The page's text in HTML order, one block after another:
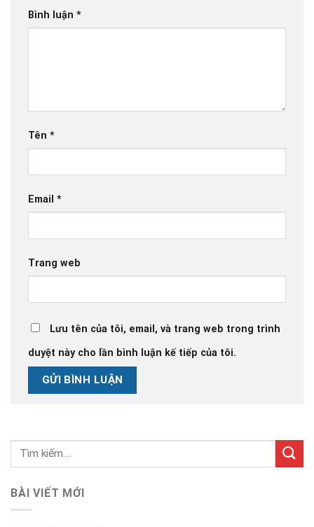
Bình luận *
Tên *
Email *
Trang web
Lưu tên của tôi, email, và trang web trong trình
duyệt này cho lần bình luận kế tiếp của tôi.
BÀI VIẾT MỚI